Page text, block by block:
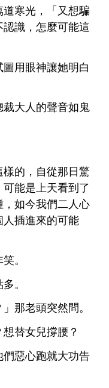
寒 ，「又
騙
認識， 麼
能
圖用
神讓
裁
音如鬼
樣 ，自從
驚
能
到
，如今
們
插
能
。
。
老
突然問。
替女兒撐腰？
們惡 就
功告